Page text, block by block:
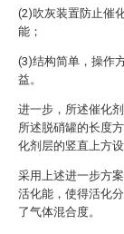
(2)吹灰装置防止催
能；
(3)结构简单，操作
益。
进一步，所述催化
所述脱硝罐的长度
化剂层的竖直上方设
采用上述进一步方
活化能，使得活化
了气体混合度。